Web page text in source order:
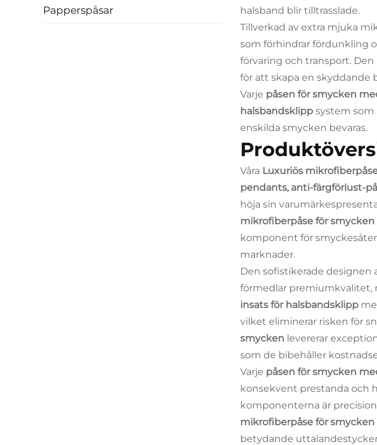
Papperspåsar
halsband blir tilltrasslade.
Tillverkad av extra mjuka
som förhindrar fördunkling
förvaring och transport. Den
för att skapa en skyddande
Varje påsen för smycken
halsbandsklipp system
enskilda smycken bevaras.
Våra Luxuriös
pendants, anti-färgförlust-
höja sin
mikrofiberpåse för smycken
komponent för
marknader.
Den sofistikerade designen
förmedlar premiumkvalitet,
insats för halsbandsklipp
vilket eliminerar risken för
smycken levererar
som de bibehåller
Varje påsen för smycken
konsekvent prestanda och
komponenterna är
mikrofiberpåse för smycken
betydande